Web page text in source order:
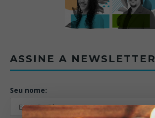
ASSINE A NEWSLETTER
Seu nome: